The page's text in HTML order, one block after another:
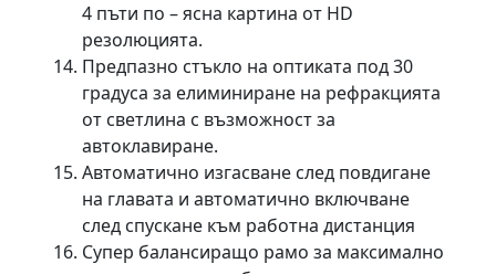
4 пъти по – ясна картина от HD
резолюцията.
Предпазно стъкло на оптиката под 30
градуса за елиминиране на рефракцията
от светлина с възможност за
автоклавиране.
Автоматично изгасване след повдигане
на главата и автоматично включване
след спускане към работна дистанция
Супер балансиращо рамо за максимално